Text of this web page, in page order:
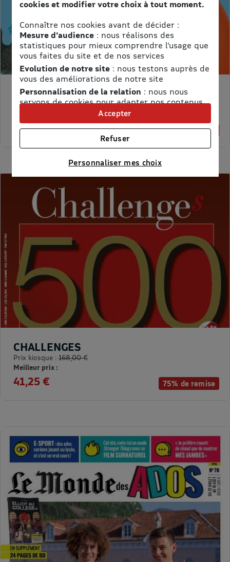
18% de remise
MON PETIT SCIENCE ET VIE AVEC NANO
Prix kiosque :71,40 €
58,65 €
75% de remise
CHALLENGES
Prix kiosque : 168,00 €
Meilleur prix :
41,25 €
cookies et modifier votre choix à tout moment.
Connaître nos cookies avant de décider :
Mesure d’audience: nous réalisons des
statistiques pour mieux comprendre l’usage que
vous faites du site et de nos services
Evolution de notre site: nous testons auprès de
vous des améliorations de notre site
Personnalisation de la relation : nous nous
servons de cookies pour adapter nos contenus
et personnaliser nos offres
Univers publicitaire: nous utilisons avec nos
partenaires des cookies pour afficher des
publicités personnalisées
Connaître notre politique cookies et la liste de nos
Personnaliser mes choix
Refuser
Accepter